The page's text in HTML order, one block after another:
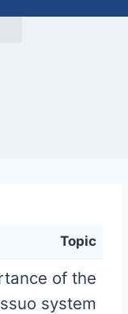
Topic
of the
system